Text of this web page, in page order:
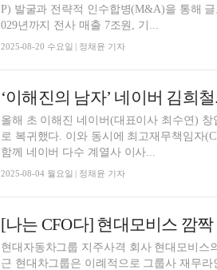
P) 발굴과 전략적 인수합병(M&A)을 통해
029년까지 전사 매출 7조원, 기...
2025-08-20 수요일 | 정채윤 기자
올해 초 이해진 네이버(대표이사 최수연)
로 복귀했다. 이와 동시에 최고재무책임자
함께 네이버 다수 계열사 이사...
2025-08-04 월요일 | 정채윤 기자
[나는 CFO다] 현대모비스 깜
현대자동차그룹 지주사격 회사 현대모비스
근 현대차그룹은 이례적으로 그룹사 재무